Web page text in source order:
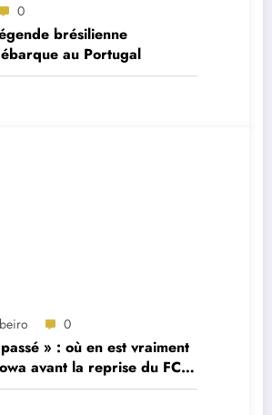
0
brésilienne
au Portugal
0
» : où en est vraiment
avant la reprise du FC